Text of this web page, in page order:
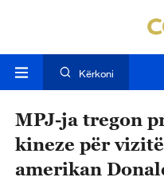
Kërkoni
MPJ-ja tregon
kineze për
amerikan